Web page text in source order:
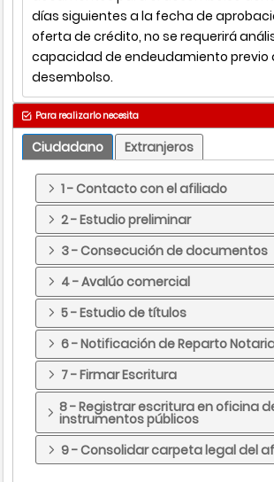
días siguientes a la fecha de
oferta de crédito, no se requerirá
capacidad de endeudamiento previo
desembolso.
Para realizarlo necesita
Ciudadano Extranjeros
1 - Contacto con el afiliado
2 - Estudio preliminar
3 - Consecución de documentos
4 - Avalúo comercial
5 - Estudio de títulos
6 - Notificación de Reparto
7 - Firmar Escritura
8 - Registrar escritura en oficina
instrumentos públicos
9 - Consolidar carpeta legal del